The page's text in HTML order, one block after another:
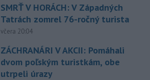
SMRŤ V HORÁCH: V Západných
Tatrách zomrel 76-ročný turista
včera 20:04
ZÁCHRANÁRI V AKCII: Pomáhali
dvom poľským turistkám, obe
utrpeli úrazy